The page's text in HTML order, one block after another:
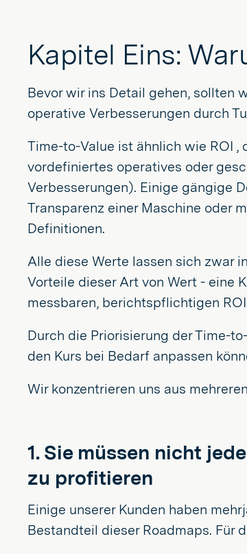
Kapitel Eins:
Bevor wir ins Detail gehen, sollten
operative Verbesserungen durch
Time-to-Value ist ähnlich wie ROI
vordefiniertes operatives oder
Verbesserungen). Einige gängige
Transparenz einer Maschine oder
Definitionen.
Alle diese Werte lassen sich zwar
Vorteile dieser Art von Wert - eine
messbaren, berichtspflichtigen
Durch die Priorisierung der Time-
den Kurs bei Bedarf anpassen
Wir konzentrieren uns aus
1. Sie müssen nicht
zu profitieren
Einige unserer Kunden haben
Bestandteil dieser Roadmaps. Für